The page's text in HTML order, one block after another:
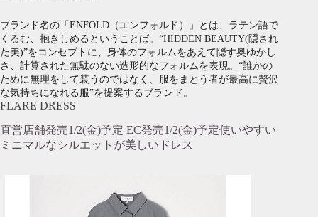
ブランド名の「ENFOLD（エンフォルド）」とは、ラテン語で
くるむ、抱きしめるということば。“HIDDEN BEAUTY(隠され
た美)”をコンセプトに、身体のフォルムをあえて隠す奥ゆかし
さ、計算された無駄のない造形的なフォルムを表現。“誰かの
ために無理をして装うのではなく、服をまとう者が最高に贅沢
な気持ちになれる服”を提案するブランド。
FLARE DRESS
直営店舗発売1/2(金)予定 EC発売1/2(金)予定使いやすい
ミニマルなシルエットが美しいドレス